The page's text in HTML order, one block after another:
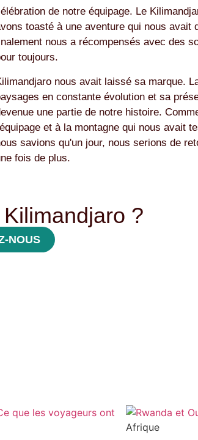
de notre équipage. Le
toasté à une aventure qui nous avait
nous a récompensés avec des
toujours.
nous avait laissé sa marque.
en constante évolution et sa
une partie de notre histoire.
et à la montagne qui nous avait
savions qu'un jour, nous serions de
fois de plus.
?
NOUS
Afrique